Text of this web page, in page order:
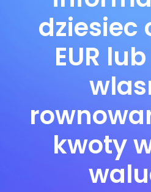
dziesiec
EUR
kwoty